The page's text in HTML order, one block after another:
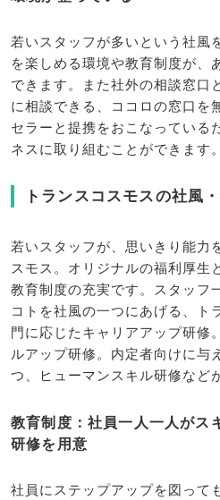
若いスタッフが多いという社風
を楽しめる環境や教育制度が、
できます。また社外の相談窓口
に相談できる、ココロの窓口を
セラーと提携をおこなっている
ネスに取り組むことができます。
トランスコスモスの社
若いスタッフが、思いきり能力
スモス。オリジナルの福利厚生
教育制度の充実です。スタッフ
コトを社風の一つにあげる、ト
門に応じたキャリアアップ研修
ルアップ研修。内定者向けに与
つ、ヒューマンスキル研修など
教育制度：社員一人一人がス
研修を用意
社員にステップアップを図って